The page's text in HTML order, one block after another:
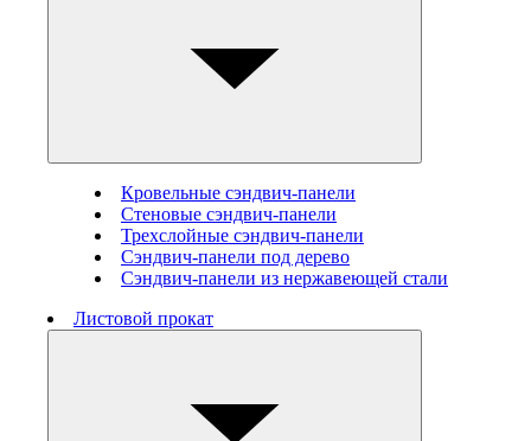
Кровельные сэндвич-панели
Стеновые cэндвич-панели
Трехслойные сэндвич-панели
Сэндвич-панели под дерево
Сэндвич-панели из нержавеющей стали
Листовой прокат